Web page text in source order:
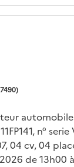
n°
04 cv, 04
de 13h00